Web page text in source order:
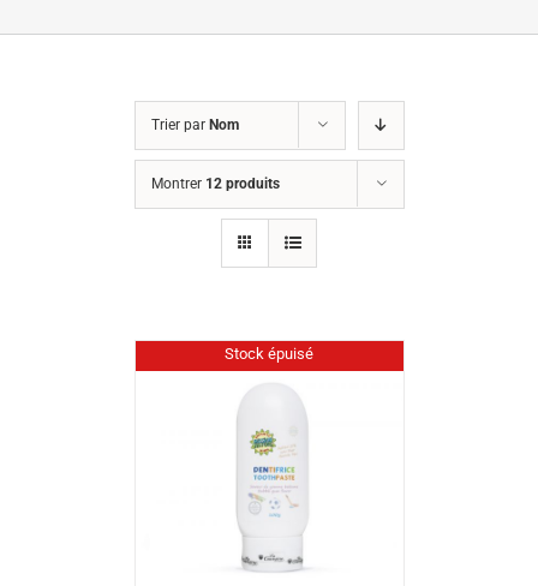
Trier par Nom
Montrer 12 produits
Stock épuisé